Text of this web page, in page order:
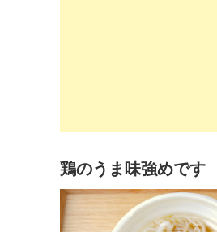
鶏のうま味強めです